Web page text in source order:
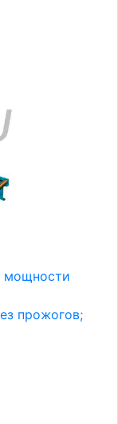
мощности
прожогов;